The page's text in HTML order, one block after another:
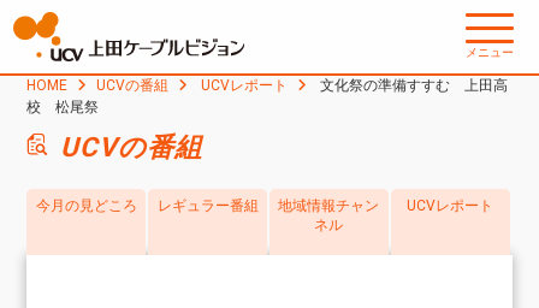
メニュー
HOME UCVの番組 UCVレポート
文化祭の準備すすむ 上田高
校 松尾祭
UCVの番組
今月の見どころ レギュラー番組
地域情報チャン
ネル
UCVレポート